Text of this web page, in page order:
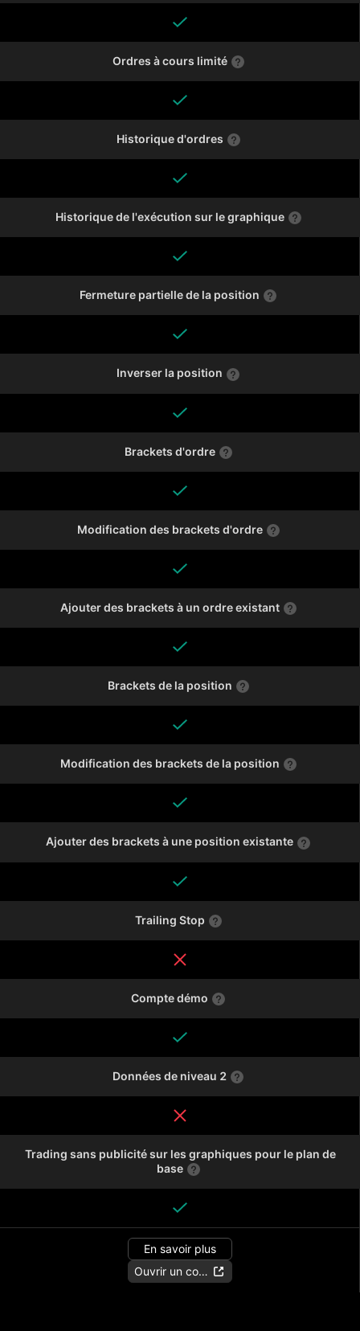
Ordres à cours limité
Historique d'ordres
Historique de l'exécution sur le graphique
Fermeture partielle de la position
Inverser la position
Brackets d'ordre
Modification des brackets d'ordre
Ajouter des brackets à un ordre existant
Brackets de la position
Modification des brackets de la position
Ajouter des brackets à une position existante
Trailing Stop
Compte démo
Données de niveau 2
Trading sans publicité sur les graphiques pour le plan de
base
En savoir plus
Ouvrir un compte